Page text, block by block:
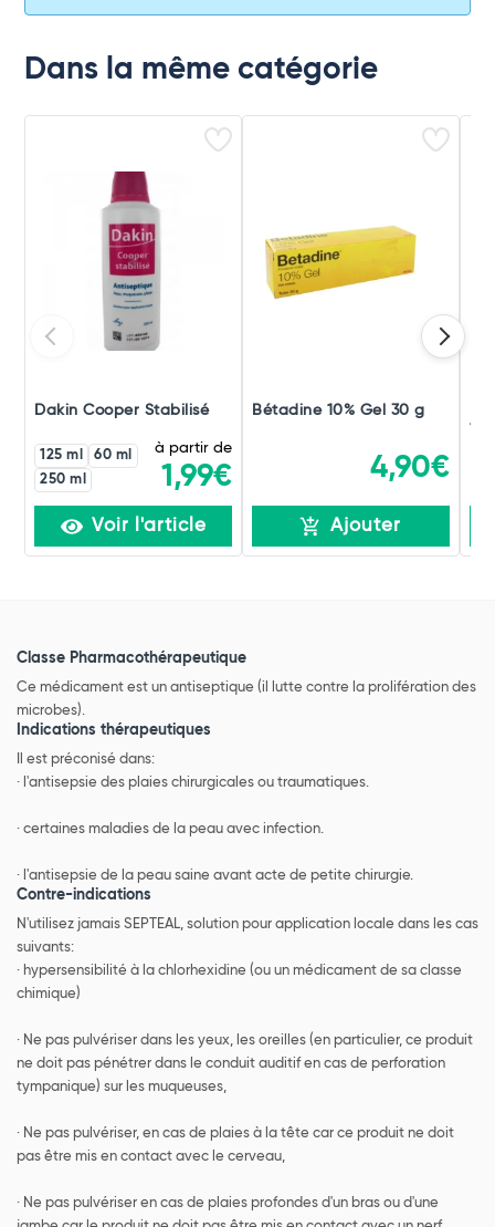
Dans la même catégorie
Dakin Cooper Stabilisé
125 ml
60 ml
250 ml
à partir de
1,99€
Voir l'article
Bétadine 10% Gel 30 g
4,90€
Ajouter
Classe Pharmacothérapeutique
Ce médicament est un antiseptique (il lutte contre la prolifération des
microbes).
Indications thérapeutiques
Il est préconisé dans:
· l'antisepsie des plaies chirurgicales ou traumatiques.
· certaines maladies de la peau avec infection.
· l'antisepsie de la peau saine avant acte de petite chirurgie.
Contre-indications
N'utilisez jamais SEPTEAL, solution pour application locale dans les cas
suivants:
· hypersensibilité à la chlorhexidine (ou un médicament de sa classe
chimique)
· Ne pas pulvériser dans les yeux, les oreilles (en particulier, ce produit
ne doit pas pénétrer dans le conduit auditif en cas de perforation
tympanique) sur les muqueuses,
· Ne pas pulvériser, en cas de plaies à la tête car ce produit ne doit
pas être mis en contact avec le cerveau,
· Ne pas pulvériser en cas de plaies profondes d'un bras ou d'une